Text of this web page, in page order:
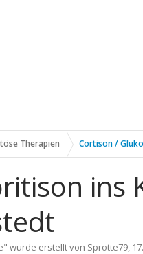
Therapien Cortison /
ins
" wurde erstellt von Sprotte79,